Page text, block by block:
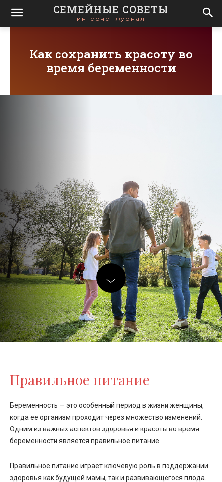
СЕМЕЙНЫЕ СОВЕТЫ
интернет журнал
Как сохранить красоту во
время беременности
Правильное питание
Беременность — это особенный период в жизни женщины,
когда ее организм проходит через множество изменений.
Одним из важных аспектов здоровья и красоты во время
беременности является правильное питание.
Правильное питание играет ключевую роль в поддержании
здоровья как будущей мамы, так и развивающегося плода.